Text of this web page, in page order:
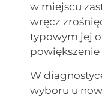
w miejscu
wręcz
typowym jej
W
wyboru u